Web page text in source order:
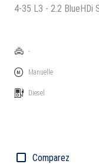
4-35 L3 - 2.2 BlueHDi
-
Manuelle
Diesel
Comparez